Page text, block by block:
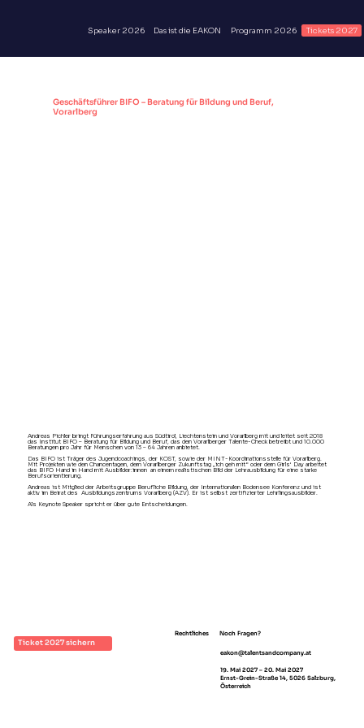
Das ist die EAKON Programm 2026
Speaker 2026 Tickets 2027
Andreas Pichler bringt Führungserfahrung aus Südtirol, Liechtenstein und Vorarlberg mit und leitet seit 2018
das Institut BIFO – Beratung für Bildung und Beruf, das den Vorarlberger Talente-Check betreibt und 10.000
Beratungen pro Jahr für Menschen von 13 – 64 Jahren anbietet.
Das BIFO ist Träger des Jugendcoachings, der KOST, sowie der MINT-Koordinationsstelle für Vorarlberg.
Mit Projekten wie den Chancentagen, dem Vorarlberger Zukunftstag „ich geh mit“ oder dem Girls‘ Day arbeitet
das BIFO Hand in Hand mit Ausbilder:innen an einem realistischen Bild der Lehrausbildung für eine starke
Berufsorientierung.
Andreas ist Mitglied der Arbeitsgruppe Berufliche Bildung, der Internationalen Bodensee Konferenz und ist
aktiv im Beirat des Ausbildungszentrums Vorarlberg (AZV). Er ist selbst zertifizierter Lehrlingsausbilder.
Als Keynote Speaker spricht er über gute Entscheidungen.
Geschäftsführer BIFO – Beratung für Bildung und Beruf,
Vorarlberg
Ticket 2027 sichern
Rechtliches Noch Fragen?
eakon@talentsandcompany.at
19. Mai 2027 – 20. Mai 2027
Ernst-Grein-Straße 14, 5026 Salzburg,
Österreich